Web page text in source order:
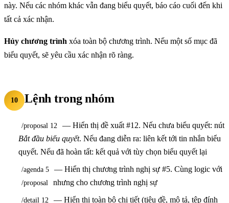
này. Nếu các nhóm khác vẫn đang biểu quyết, báo cáo cuối đến khi
tất cả xác nhận.
Hủy chương trình xóa toàn bộ chương trình. Nếu một số mục đã
biểu quyết, sẽ yêu cầu xác nhận rõ ràng.
10 Lệnh trong nhóm
/proposal 12
— Hiển thị đề xuất #12. Nếu chưa biểu quyết: nút
Bắt đầu biểu quyết. Nếu đang diễn ra: liên kết tới tin nhắn biểu
quyết. Nếu đã hoàn tất: kết quả với tùy chọn biểu quyết lại
/agenda 5 — Hiển thị chương trình nghị sự #5. Cùng logic với
/proposal nhưng cho chương trình nghị sự
/detail 12 — Hiển thị toàn bộ chi tiết (tiêu đề, mô tả, tệp đính